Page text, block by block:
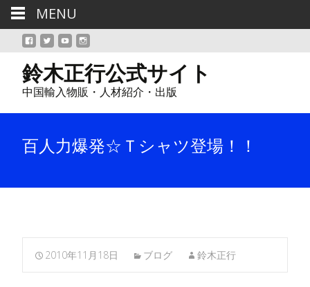
鈴木正行公式サイト
中国輸入物販・人材紹介・出版
百人力爆発☆Ｔシャツ登場！！
2010年11月18日 ブログ 鈴木正行
MENU